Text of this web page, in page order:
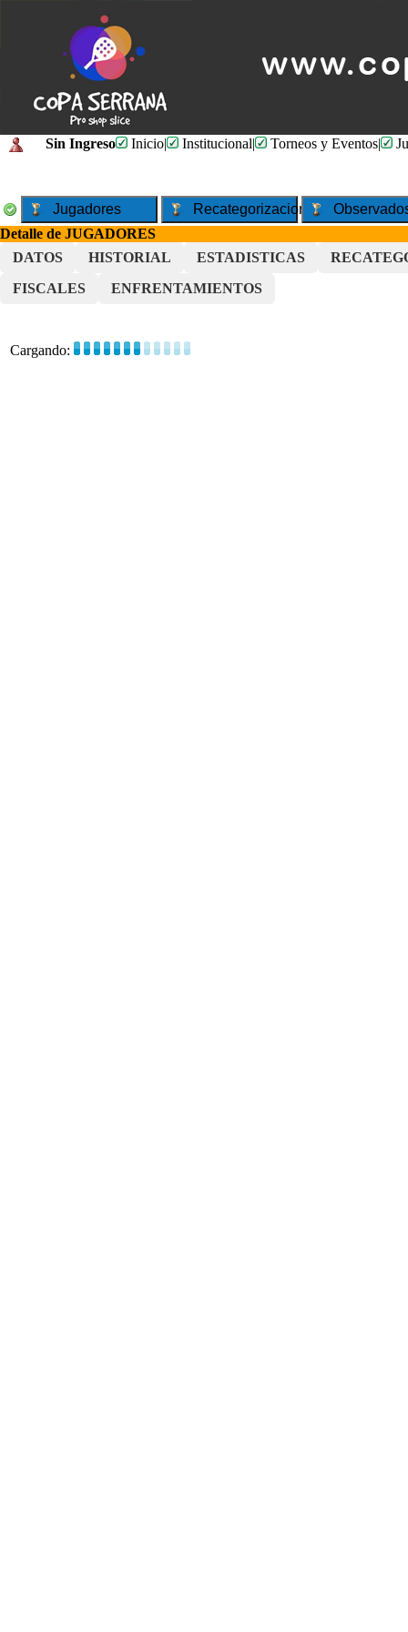
Sin Ingreso Inicio| Institucional| Torneos y Eventos|
Jugadores Recategorizaciones
Detalle de JUGADORES
DATOS
HISTORIAL ESTADISTICAS
FISCALES
ENFRENTAMIENTOS
Cargando: